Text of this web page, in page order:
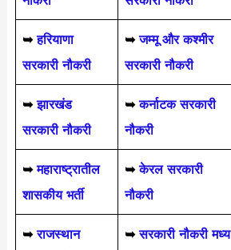
➥हरियाणा
सरकारी नौकरी
➥जम्मू और कश्मीर
सरकारी नौकरी
➥ झारखंड
सरकारी नौकरी
➥ कर्नाटक सरकारी
नौकरी
➥ महाराष्ट्रातील
शासकीय भर्ती
➥ केरल सरकारी
नौकरी
➥ राजस्थान
➥सरकारी नौकरी मध्य